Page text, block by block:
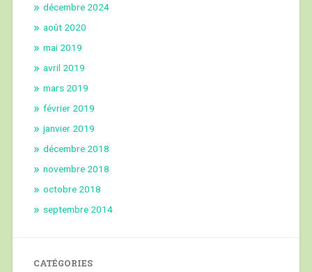
décembre 2024
août 2020
mai 2019
avril 2019
mars 2019
février 2019
janvier 2019
décembre 2018
novembre 2018
octobre 2018
septembre 2014
CATÉGORIES